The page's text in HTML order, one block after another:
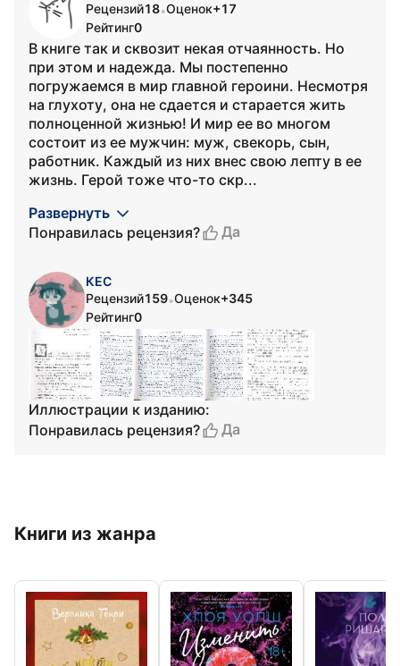
Рецензий18•Оценок+17
Рейтинг0
В книге так и сквозит некая отчаянность. Но
при этом и надежда. Мы постепенно
погружаемся в мир главной героини. Несмотря
на глухоту, она не сдается и старается жить
полноценной жизнью! И мир ее во многом
состоит из ее мужчин: муж, свекорь, сын,
работник. Каждый из них внес свою лепту в ее
жизнь. Герой тоже что-то скр...
Развернуть
Понравилась рецензия?
Да
КЕС
Рецензий159•Оценок+345
Рейтинг0
Иллюстрации к изданию:
Понравилась рецензия?
Да
Книги из жанра